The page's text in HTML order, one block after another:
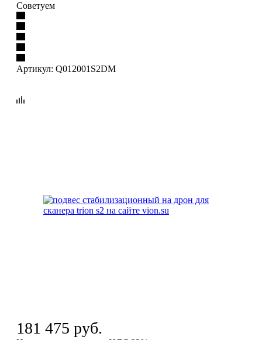
Советуем
Артикул: Q012001S2DM
181 475 руб.